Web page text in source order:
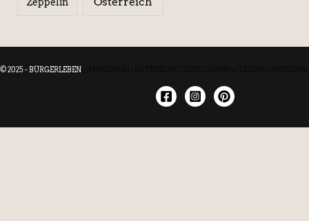
© 2025 - BÜRGERLEBEN